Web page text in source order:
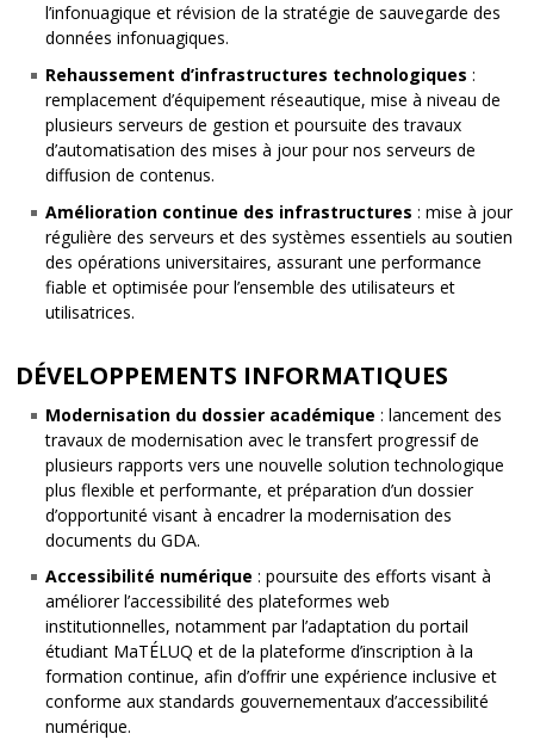
l’infonuagique et révision de la stratégie de sauvegarde des
données infonuagiques.
Rehaussement d’infrastructures technologiques :
remplacement d’équipement réseautique, mise à niveau de
plusieurs serveurs de gestion et poursuite des travaux
d’automatisation des mises à jour pour nos serveurs de
diffusion de contenus.
Amélioration continue des infrastructures : mise à jour
régulière des serveurs et des systèmes essentiels au soutien
des opérations universitaires, assurant une performance
fiable et optimisée pour l’ensemble des utilisateurs et
utilisatrices.
DÉVELOPPEMENTS INFORMATIQUES
Modernisation du dossier académique : lancement des
travaux de modernisation avec le transfert progressif de
plusieurs rapports vers une nouvelle solution technologique
plus flexible et performante, et préparation d’un dossier
d’opportunité visant à encadrer la modernisation des
documents du GDA.
Accessibilité numérique : poursuite des efforts visant à
améliorer l’accessibilité des plateformes web
institutionnelles, notamment par l’adaptation du portail
étudiant MaTÉLUQ et de la plateforme d’inscription à la
formation continue, afin d’offrir une expérience inclusive et
conforme aux standards gouvernementaux d’accessibilité
numérique.